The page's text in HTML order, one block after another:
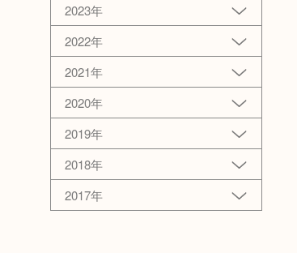
2023年
2022年
2021年
2020年
2019年
2018年
2017年